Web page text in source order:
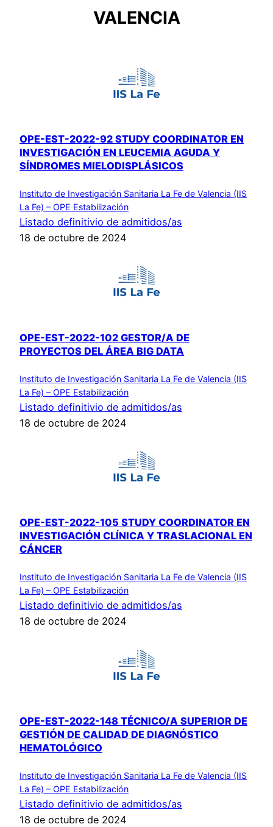
VALENCIA
OPE-EST-2022-92 STUDY COORDINATOR EN
INVESTIGACIÓN EN LEUCEMIA AGUDA Y
SÍNDROMES MIELODISPLÁSICOS
Instituto de Investigación Sanitaria La Fe de Valencia (IIS
La Fe) – OPE Estabilización
Listado definitivio de admitidos/as
18 de octubre de 2024
OPE-EST-2022-102 GESTOR/A DE
PROYECTOS DEL ÁREA BIG DATA
Instituto de Investigación Sanitaria La Fe de Valencia (IIS
La Fe) – OPE Estabilización
Listado definitivio de admitidos/as
18 de octubre de 2024
OPE-EST-2022-105 STUDY COORDINATOR EN
INVESTIGACIÓN CLÍNICA Y TRASLACIONAL EN
CÁNCER
Instituto de Investigación Sanitaria La Fe de Valencia (IIS
La Fe) – OPE Estabilización
Listado definitivio de admitidos/as
18 de octubre de 2024
OPE-EST-2022-148 TÉCNICO/A SUPERIOR DE
GESTIÓN DE CALIDAD DE DIAGNÓSTICO
HEMATOLÓGICO
Instituto de Investigación Sanitaria La Fe de Valencia (IIS
La Fe) – OPE Estabilización
Listado definitivio de admitidos/as
18 de octubre de 2024